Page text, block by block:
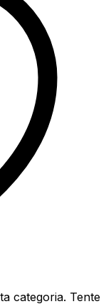
categoria. Tente